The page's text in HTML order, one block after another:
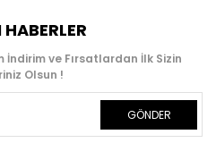
İndirim ve Fırsatlardan İlk Sizin
Olsun !
GÖNDER